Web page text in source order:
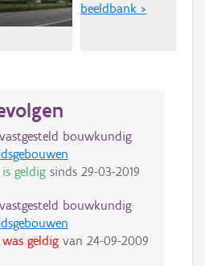
beeldbank >
vastgesteld bouwkundig
is geldigsinds 29-03-2019
vastgesteld bouwkundig
was geldigvan 24-09-2009